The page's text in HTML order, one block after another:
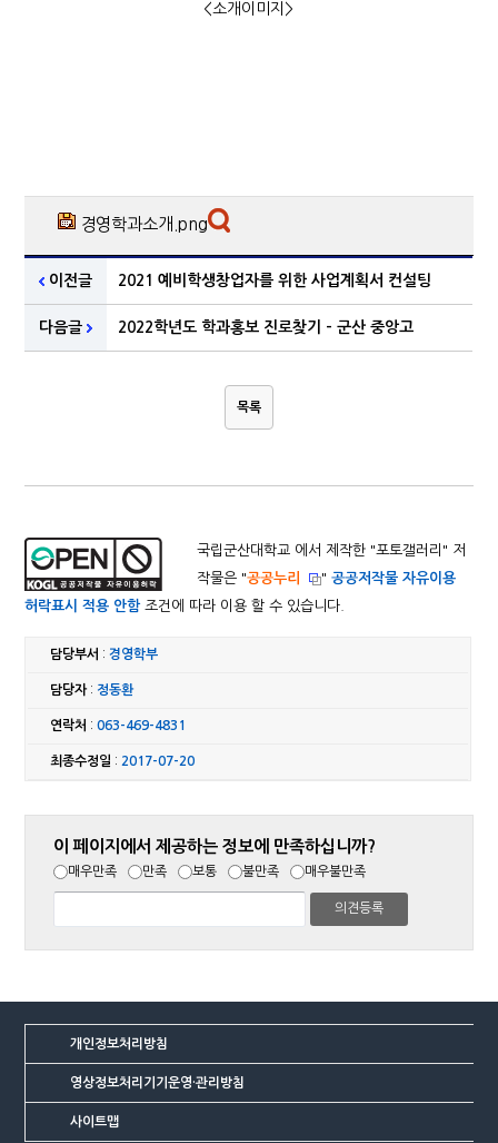
<소개이미지>
경영학과소개.png
이전글 2021 예비학생창업자를 위한 사업계획서 컨설팅
다음글 2022학년도 학과홍보 진로찾기 - 군산 중앙고
목록
국립군산대학교 에서 제작한 "포토갤러리 " 저
작물은 "공공누리 "공공저작물 자유이용
허락표시 적용 안함조건에 따라 이용 할 수 있습니다.
담당부서 :경영학부
담당자: 정동환
연락처 :063-469-4831
최종수정일 : 2017-07-20
이 페이지에서 제공하는 정보에 만족하십니까?
매우만족 만족 보통 불만족 매우불만족
개인정보처리방침
영상정보처리기기운영·관리방침
사이트맵